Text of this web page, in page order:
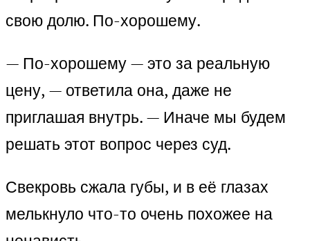
свою долю. По-хорошему.
— По-хорошему — это за реальную
цену, — ответила она, даже не
приглашая внутрь. — Иначе мы будем
решать этот вопрос через суд.
Свекровь сжала губы, и в её глазах
мелькнуло что-то очень похожее на